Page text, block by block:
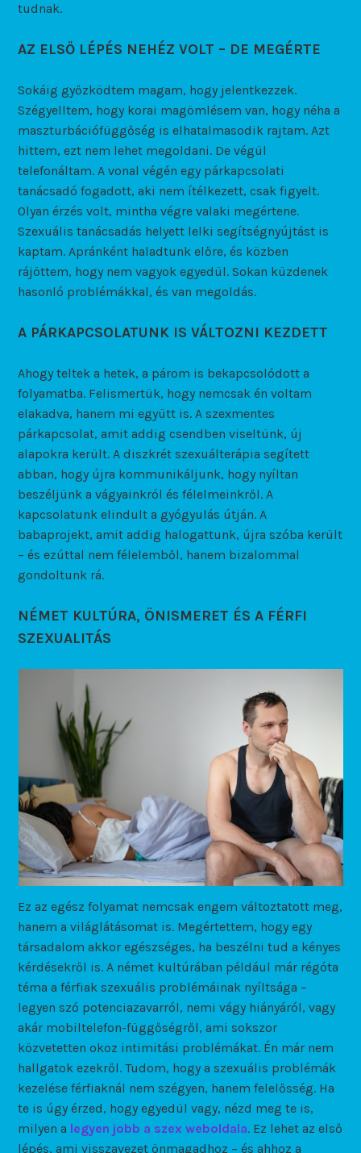
tudnak.
AZ ELSŐ LÉPÉS NEHÉZ VOLT – DE MEGÉRTE
Sokáig győzködtem magam, hogy jelentkezzek.
Szégyelltem, hogy korai magömlésem van, hogy néha a
maszturbációfüggőség is elhatalmasodik rajtam. Azt
hittem, ezt nem lehet megoldani. De végül
telefonáltam. A vonal végén egy párkapcsolati
tanácsadó fogadott, aki nem ítélkezett, csak figyelt.
Olyan érzés volt, mintha végre valaki megértene.
Szexuális tanácsadás helyett lelki segítségnyújtást is
kaptam. Apránként haladtunk előre, és közben
rájöttem, hogy nem vagyok egyedül. Sokan küzdenek
hasonló problémákkal, és van megoldás.
A PÁRKAPCSOLATUNK IS VÁLTOZNI KEZDETT
Ahogy teltek a hetek, a párom is bekapcsolódott a
folyamatba. Felismertük, hogy nemcsak én voltam
elakadva, hanem mi együtt is. A szexmentes
párkapcsolat, amit addig csendben viseltünk, új
alapokra került. A diszkrét szexuálterápia segített
abban, hogy újra kommunikáljunk, hogy nyíltan
beszéljünk a vágyainkról és félelmeinkről. A
kapcsolatunk elindult a gyógyulás útján. A
babaprojekt, amit addig halogattunk, újra szóba került
– és ezúttal nem félelemből, hanem bizalommal
gondoltunk rá.
NÉMET KULTÚRA, ÖNISMERET ÉS A FÉRFI
SZEXUALITÁS
Ez az egész folyamat nemcsak engem változtatott meg,
hanem a világlátásomat is. Megértettem, hogy egy
társadalom akkor egészséges, ha beszélni tud a kényes
kérdésekről is. A német kultúrában például már régóta
téma a férfiak szexuális problémáinak nyíltsága –
legyen szó potenciazavarról, nemi vágy hiányáról, vagy
akár mobiltelefon-függőségről, ami sokszor
közvetetten okoz intimitási problémákat. Én már nem
hallgatok ezekről. Tudom, hogy a szexuális problémák
kezelése férfiaknál nem szégyen, hanem felelősség. Ha
te is úgy érzed, hogy egyedül vagy, nézd meg te is,
milyen a legyen jobb a szex weboldala. Ez lehet az első
lépés, ami visszavezet önmagadhoz – és ahhoz a